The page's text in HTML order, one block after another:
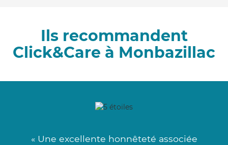
Ils recommandent
Click&Care à Monbazillac
« Une excellente honnêteté associée